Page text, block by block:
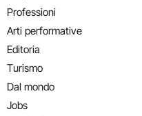
Professioni
Arti performative
Editoria
Turismo
Dal mondo
Jobs